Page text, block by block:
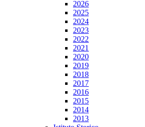
2026
2025
2024
2023
2022
2021
2020
2019
2018
2017
2016
2015
2014
2013